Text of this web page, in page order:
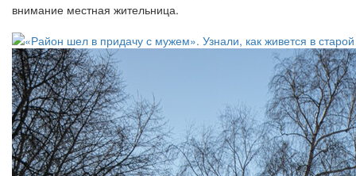
внимание местная жительница.